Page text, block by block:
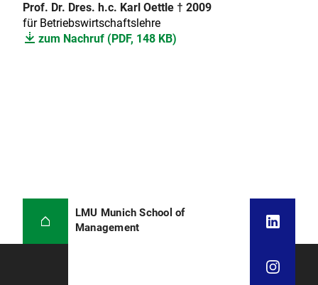
Prof. Dr. Dres. h.c. Karl Oettle † 2009
für Betriebswirtschaftslehre
zum Nachruf (PDF, 148 KB)
LMU Munich School of
Management